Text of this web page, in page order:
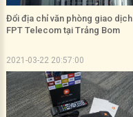
Đổi địa chỉ văn phòng giao dịch
FPT Telecom tại Trảng Bom
2021-03-22 20:57:00